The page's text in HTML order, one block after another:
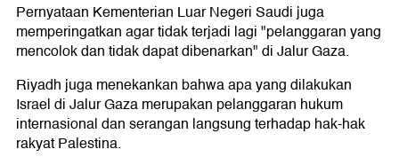
Pernyataan Kementerian Luar Negeri Saudi juga
memperingatkan agar tidak terjadi lagi "pelanggaran yang
mencolok dan tidak dapat dibenarkan" di Jalur Gaza.
Riyadh juga menekankan bahwa apa yang dilakukan
Israel di Jalur Gaza merupakan pelanggaran hukum
internasional dan serangan langsung terhadap hak-hak
rakyat Palestina.